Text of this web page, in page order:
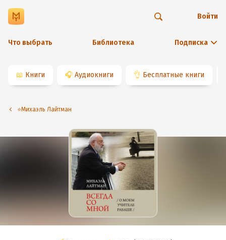
Что выбрать Библиотека Подписка
Войти
📖 Книги 🎧 Аудиокниги 👌 Бесплатные книги
⭐️Михаэль Лайтман